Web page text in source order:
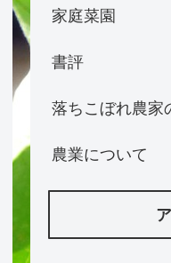
家庭菜園
書評
落ちこぼれ農家
農業について